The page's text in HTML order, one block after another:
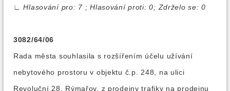
∟
Hlasování pro: 7 ; Hlasování proti: 0; Zdrželo se: 0
3082/64/06
Rada města souhlasila s rozšířením účelu užívání
nebytového prostoru v objektu č.p. 248, na ulici
Revoluční 28, Rýmařov, z prodejny trafiky na prodejnu